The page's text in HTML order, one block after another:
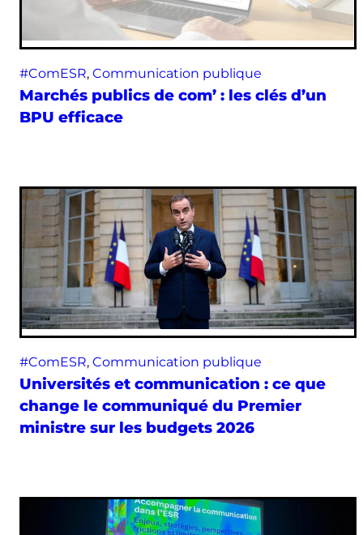
#ComESR, Communication publique
Marchés publics de com’ : les clés d’un
BPU efficace
#ComESR, Communication publique
Universités et communication : ce que
change le communiqué du Premier
ministre sur les budgets 2026